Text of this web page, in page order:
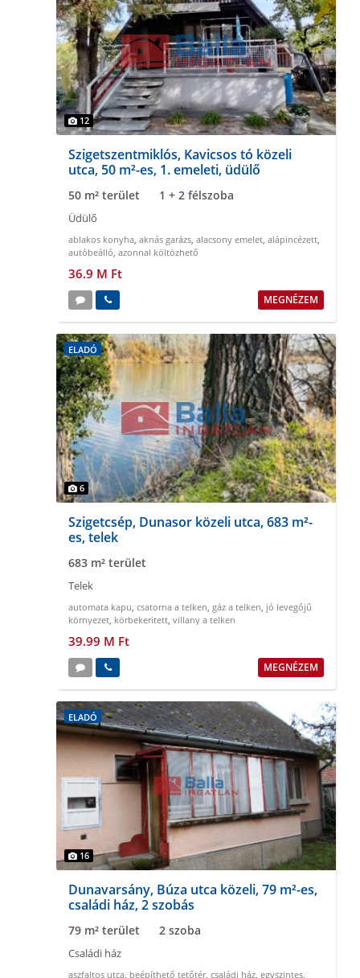
12
Szigetszentmiklós, Kavicsos tó közeli
utca, 50 m²-es, 1. emeleti, üdülő
50 m² terület 1 + 2 félszoba
Üdülő
ablakos konyha, aknás garázs, alacsony emelet, alápincézett,
autóbeálló, azonnal költözhető
36.9 M Ft
MEGNÉZEM
ELADÓ
6
Szigetcsép, Dunasor közeli utca, 683 m²-
es, telek
683 m² terület
Telek
automata kapu, csatorna a telken, gáz a telken, jó levegőjű
környezet, körbekeritett, villany a telken
39.99 M Ft
MEGNÉZEM
ELADÓ
16
Dunavarsány, Búza utca közeli, 79 m²-es,
családi ház, 2 szobás
79 m² terület 2 szoba
Családi ház
aszfaltos utca, beépíthető tetőtér, családi ház, egyszintes,